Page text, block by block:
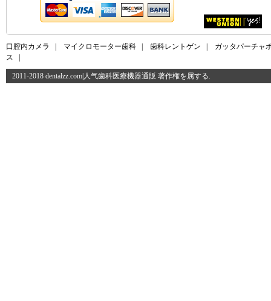
口腔内カメラ マイクロモーター歯科 歯科レントゲン
ガッタパーチャ
ス
2011-2018 dentalzz.com|人气歯科医療機器通販 著作権を属する.